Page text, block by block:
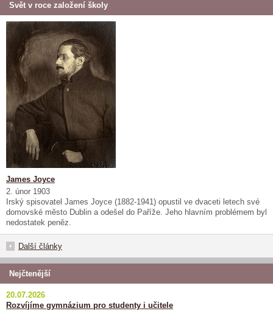
Svět v roce založení školy
James Joyce
2. únor 1903
Irský spisovatel James Joyce (1882-1941) opustil ve dvaceti letech své
domovské město Dublin a odešel do Paříže. Jeho hlavním problémem byl
nedostatek peněz.
Další články
Nejčtenější
20.07.2026
Rozvíjíme gymnázium pro studenty i učitele